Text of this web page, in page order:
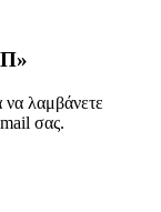
να λαμβάνετε
σας.